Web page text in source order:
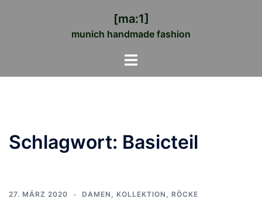
[ma:1]
munich handmade fashion
Menü
Schlagwort: Basicteil
27. MÄRZ 2020 DAMEN , KOLLEKTION , RÖCKE